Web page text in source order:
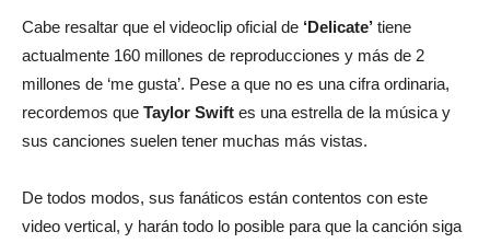
Cabe resaltar que el videoclip oficial de ‘Delicate’ tiene
actualmente 160 millones de reproducciones y más de 2
millones de ‘me gusta’. Pese a que no es una cifra ordinaria,
recordemos que Taylor Swift es una estrella de la música y
sus canciones suelen tener muchas más vistas.
De todos modos, sus fanáticos están contentos con este
video vertical, y harán todo lo posible para que la canción siga